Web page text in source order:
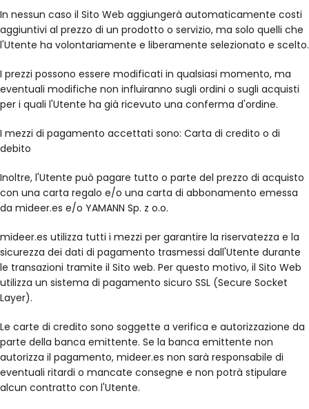
In nessun caso il Sito Web aggiungerà automaticamente costi
aggiuntivi al prezzo di un prodotto o servizio, ma solo quelli che
l'Utente ha volontariamente e liberamente selezionato e scelto.
I prezzi possono essere modificati in qualsiasi momento, ma
eventuali modifiche non influiranno sugli ordini o sugli acquisti
per i quali l'Utente ha già ricevuto una conferma d'ordine.
I mezzi di pagamento accettati sono: Carta di credito o di
debito
Inoltre, l'Utente può pagare tutto o parte del prezzo di acquisto
con una carta regalo e/o una carta di abbonamento emessa
da mideer.es e/o YAMANN Sp. z o.o.
mideer.es utilizza tutti i mezzi per garantire la riservatezza e la
sicurezza dei dati di pagamento trasmessi dall'Utente durante
le transazioni tramite il Sito web. Per questo motivo, il Sito Web
utilizza un sistema di pagamento sicuro SSL (Secure Socket
Layer).
Le carte di credito sono soggette a verifica e autorizzazione da
parte della banca emittente. Se la banca emittente non
autorizza il pagamento, mideer.es non sarà responsabile di
eventuali ritardi o mancate consegne e non potrà stipulare
alcun contratto con l'Utente.